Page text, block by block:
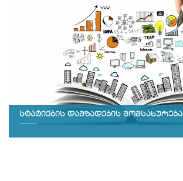
სტატიების დამზადების მომსახურება